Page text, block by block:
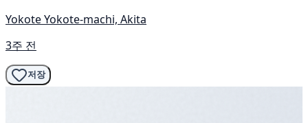
Yokote Yokote-machi, Akita
3주 전
저장